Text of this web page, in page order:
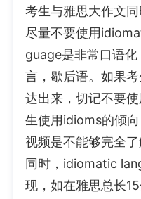
考生与雅思大作文同
尽量不要使用
guage是非常口语
言，歇后语。如果
达出来，切记不要
生使用idioms的倾
视频是不能够完全
同时，idiomatic
现，如在雅思总长